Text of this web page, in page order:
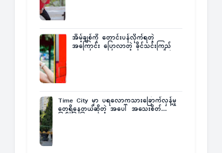
အိမ့်ချစ်ကို တောင်းပန်လိုက်ရတဲ့
အကြောင်း ပြောလာတဲ့ ခိုင်သင်းကြည်
Time City မှာ ပရလောကသားခြောက်လှန့်မှု
တွေရှိနေတယ်ဆိုတဲ့ အပေါ် အသေးစိတ်